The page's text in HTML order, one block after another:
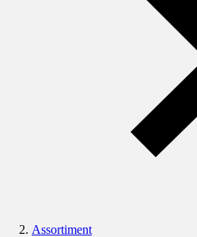
Assortiment